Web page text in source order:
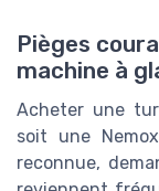
Pièges
machine à
Acheter une
soit une
reconnue,